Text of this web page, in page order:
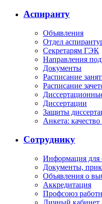
Аспиранту
Объявления
Отдел
Секретарям ГЭК
Направления
Документы
Расписание
Расписание
Диссертации
Защиты
Анкета:
Сотруднику
Информация для
Документы,
Объявления о
Аккредитация
Профсоюз